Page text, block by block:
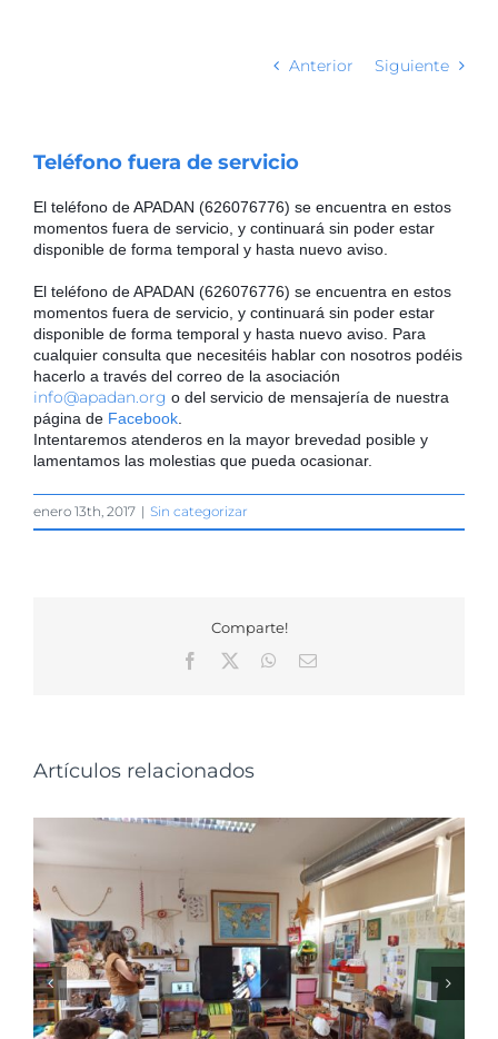
Anterior Siguiente
Teléfono fuera de servicio
El teléfono de APADAN (626076776) se encuentra en estos
momentos fuera de servicio, y continuará sin poder estar
disponible de forma temporal y hasta nuevo aviso.
El teléfono de APADAN (626076776) se encuentra en estos
momentos fuera de servicio, y continuará sin poder estar
disponible de forma temporal y hasta nuevo aviso. Para
cualquier consulta que necesitéis hablar con nosotros podéis
info@apadan.org o del servicio de mensajería de nuestra
página de Facebook
Intentaremos atenderos en la mayor brevedad posible y
lamentamos las molestias que pueda ocasionar.
enero 13th, 2017 | Sin categorizar
Comparte!
Facebook
WhatsApp
Correo
Artículos relacionados
Charlas de sensibilización en el Colegio
Franciscanas de A Coruña